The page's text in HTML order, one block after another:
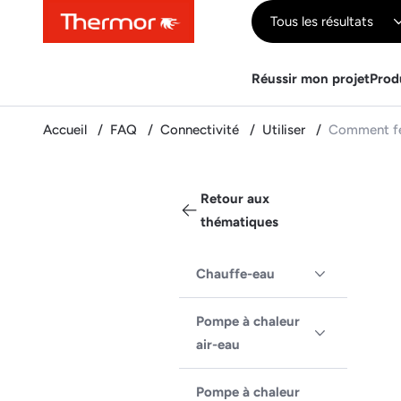
ContenuMenuRecherche Tous les résultats
Réussir mon projet
Accueil FAQ Connectivité Utiliser Comment
Retour aux
thématiques
Chauffe-eau
Pompe à chaleur
air-eau
Pompe à chaleur